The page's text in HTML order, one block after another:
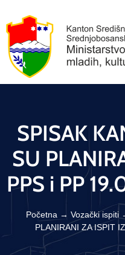
SPISAK
SU
PPS i PP
Početna → Vozački ispiti
PLANIRANI ZA ISPIT